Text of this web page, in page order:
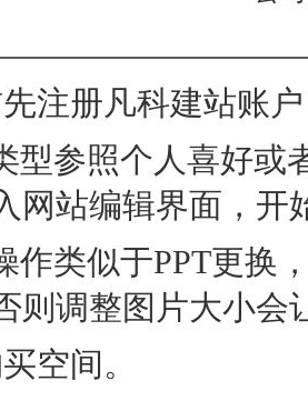
注册凡科建站账
型参照个人喜好或
网站编辑界面，开
作类似于PPT更换
则调整图片大小会
空间。